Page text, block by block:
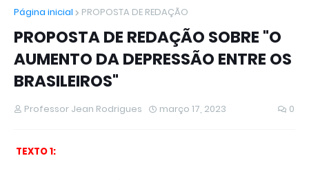
Página inicial PROPOSTA DE REDAÇÃO
PROPOSTA DE REDAÇÃO SOBRE "O
AUMENTO DA DEPRESSÃO ENTRE OS
BRASILEIROS"
Professor Jean Rodrigues março 17, 2023 0
TEXTO 1: